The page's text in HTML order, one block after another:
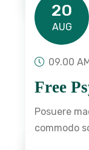
20
AUG
09.00 AM
Free
Posuere
commodo